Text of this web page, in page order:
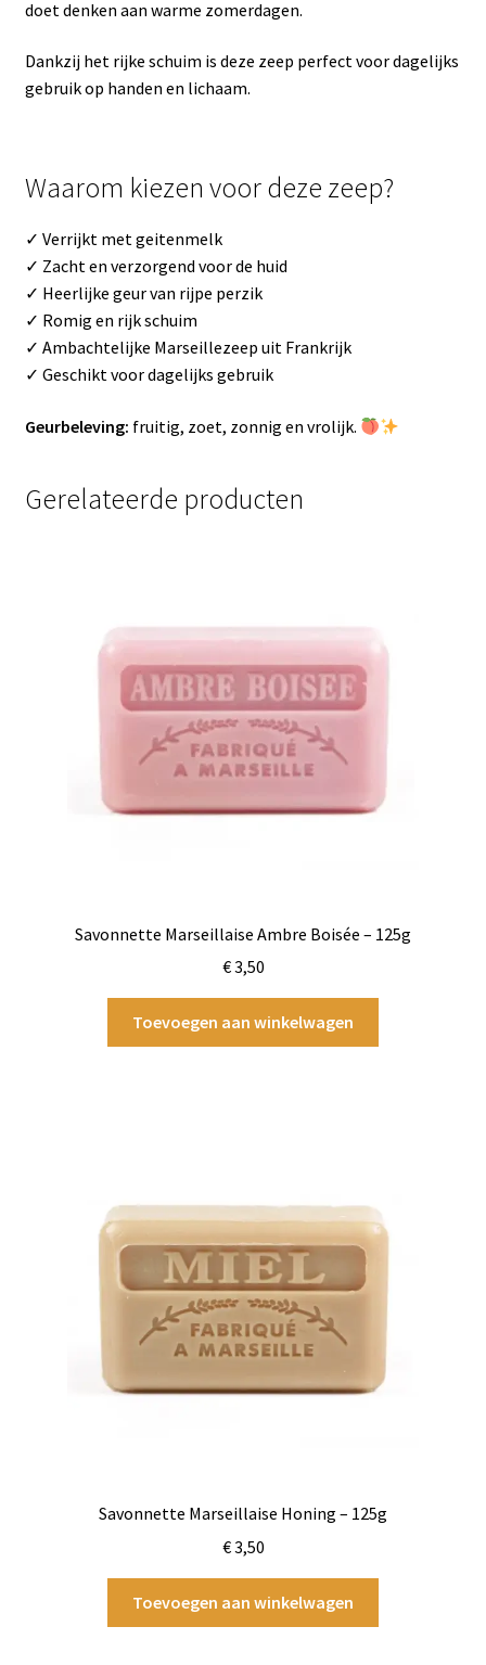
doet denken aan warme zomerdagen.
Dankzij het rijke schuim is deze zeep perfect voor dagelijks
gebruik op handen en lichaam.
Waarom kiezen voor deze zeep?
✓ Verrijkt met geitenmelk
✓ Zacht en verzorgend voor de huid
✓ Heerlijke geur van rijpe perzik
✓ Romig en rijk schuim
✓ Ambachtelijke Marseillezeep uit Frankrijk
✓ Geschikt voor dagelijks gebruik
Geurbeleving: fruitig, zoet, zonnig en vrolijk.
Gerelateerde producten
Savonnette Marseillaise Ambre Boisée – 125g
€3,50
Toevoegen aan winkelwagen
Savonnette Marseillaise Honing – 125g
€3,50
Toevoegen aan winkelwagen